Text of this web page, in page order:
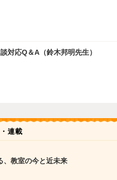
対応Q＆A（鈴木邦明先生）
連載
、教室の今と近未来